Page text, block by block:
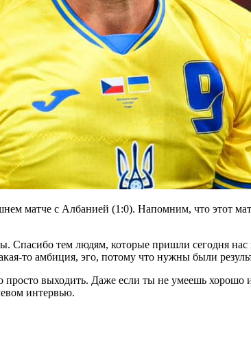
матче с Албанией (1:0). Напомним, что этот
Спасибо тем людям, которые пришли сегодня
то амбиция, эго, потому что нужны были
выходить. Даже если ты не умеешь хорошо
интервью.